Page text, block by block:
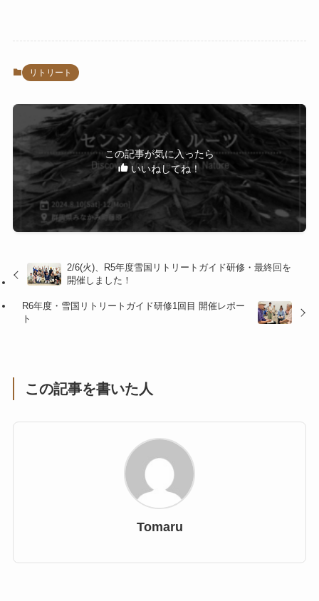
リトリート
この記事が気に入ったら
いいねしてね！
2/6(火)、R5年度雪国リトリートガイド研修・最終回を
開催しました！
R6年度・雪国リトリートガイド研修1回目 開催レポー
ト
この記事を書いた人
Tomaru